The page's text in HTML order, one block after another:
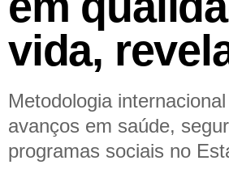
vida,
Metodologia
avanços em saúde,
programas sociais no